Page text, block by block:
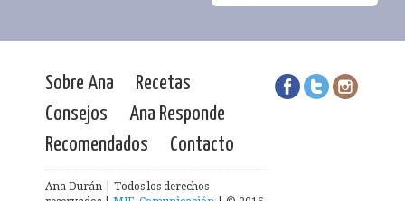
Sobre Ana
Recetas
Consejos
Ana Responde
Recomendados
Contacto
Ana Durán | Todos los derechos